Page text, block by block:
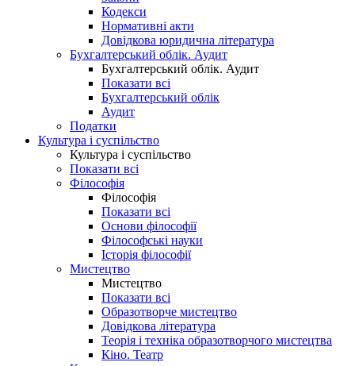
Кодекси
Нормативні акти
Довідкова юридична література
Бухгалтерський облік. Аудит
Бухгалтерський облік. Аудит
Показати всі
Бухгалтерський облік
Аудит
Податки
Культура і суспільство
Культура і суспільство
Показати всі
Філософія
Філософія
Показати всі
Основи філософії
Філософські науки
Історія філософії
Мистецтво
Мистецтво
Показати всі
Образотворче мистецтво
Довідкова література
Теорія і техніка образотворчого мистецтва
Кіно. Театр